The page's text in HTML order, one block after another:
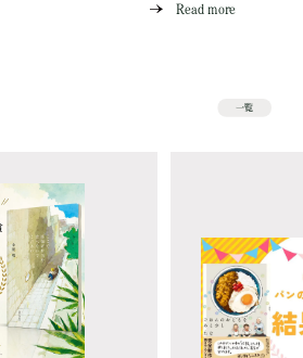
Read more
一覧